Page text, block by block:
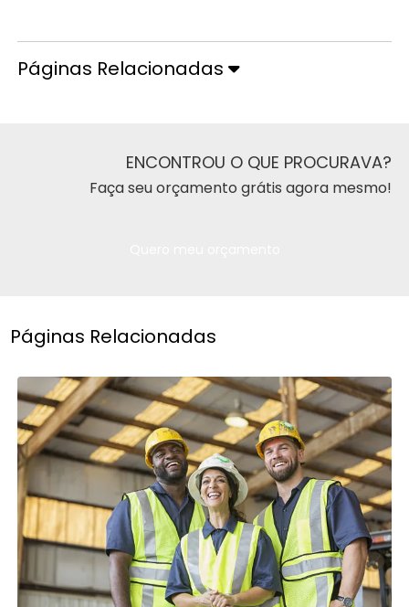
Páginas Relacionadas
ENCONTROU O QUE PROCURAVA?
Faça seu orçamento grátis agora mesmo!
Páginas Relacionadas